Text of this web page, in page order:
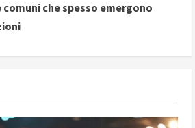
comuni che spesso emergono